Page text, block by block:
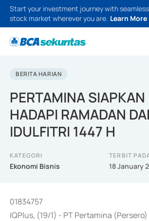
Start your investment journey with
stock market wherever you are. Learn More
BERITA HARIAN
PERTAMINA SIAPKAN
HADAPI RAMADAN
IDULFITRI 1447 H
KATEGORI
Ekonomi Bisnis
TERBIT
18 January
01834757
IQPlus, (19/1) - PT Pertamina